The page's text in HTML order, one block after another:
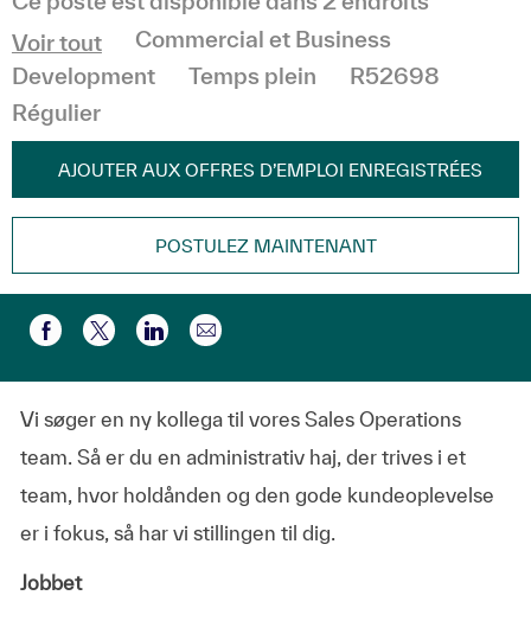
Voir tout
Catégorie
Commercial et Business
Development
Temps plein
R52698
Régulier
AJOUTER AUX OFFRES D’EMPLOI ENREGISTRÉES
POSTULEZ MAINTENANT
Partager via Facebook
Partager via twitter
Partager via LinkedIn
Partager par e-mail
Vi søger en ny kollega til vores Sales Operations
team. Så er du en administrativ haj, der trives i et
team, hvor holdånden og den gode kundeoplevelse
er i fokus, så har vi stillingen til dig.
Jobbet